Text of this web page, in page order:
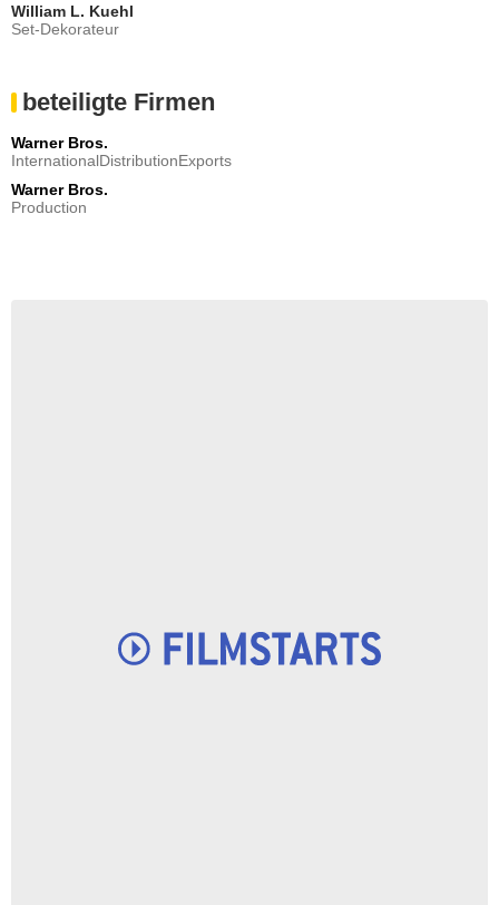
William L. Kuehl
Set-Dekorateur
beteiligte Firmen
Warner Bros.
InternationalDistributionExports
Warner Bros.
Production